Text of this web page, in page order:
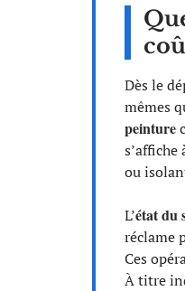
Dès le
mêmes
peinture
s’affiche
ou
L’état du
réclame
Ces
À titre